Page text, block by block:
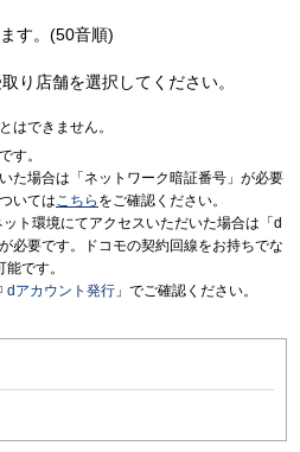
す。(50音順)
り店舗を選択してください。
はできません。
す。
た場合は「ネットワーク暗証番号」が必要
いてはこちら をご確認ください。
ト環境にてアクセスいただいた場合は「d
必要です。ドコモの契約回線をお持ちでな
です。
dアカウント発行 」でご確認ください。